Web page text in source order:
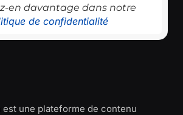
en davantage dans notre
de confidentialité
est une plateforme de contenu